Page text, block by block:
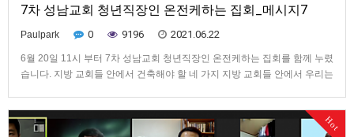
7차 성남교회 청년직장인 온전케하는 집회_메시지7
Paulpark 0 9196 2021.06.22
6월 20일 11시 부터 7차 성남교회 청년직장인 온전케하는 집회를 함께 누렸
습니다. 지방 교회들 안에서 건축해야 할 네 가지 지방 교회들 안에서 우리는
든 지체는 반드시 믿지 않는 이들과 어리고 약하며 뒤…
Hot